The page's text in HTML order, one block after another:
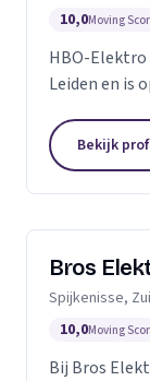
10,0Moving
HBO-Elektro
Leiden en is
Bekijk
Bros
Spijkenisse,
10,0Moving
Bij Bros